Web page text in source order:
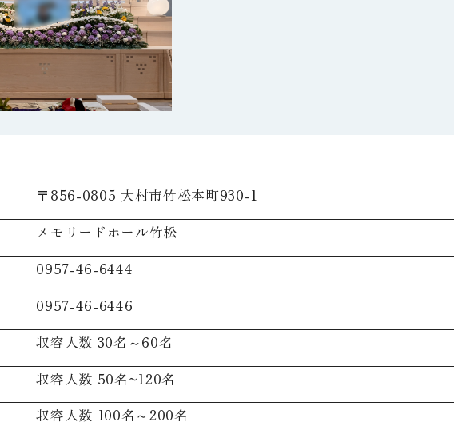
〒856-0805 大村市竹松本町930-1
メモリードホール竹松
0957-46-6444
0957-46-6446
収容人数 30名～60名
収容人数 50名~120名
収容人数 100名～200名